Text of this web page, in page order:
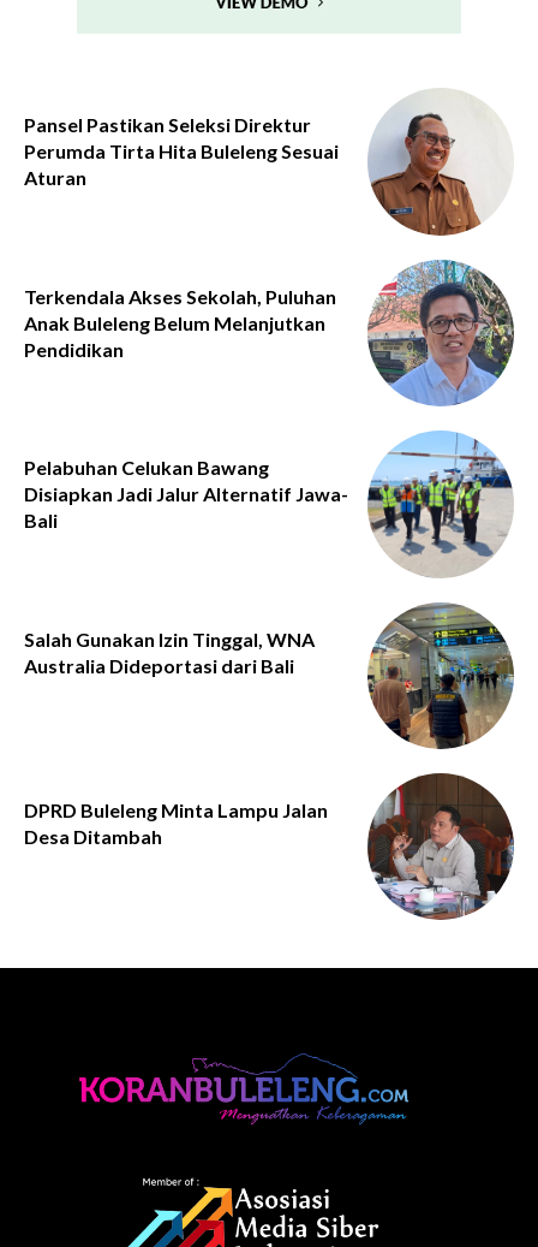
Pansel Pastikan Seleksi Direktur
Perumda Tirta Hita Buleleng Sesuai
Aturan
Terkendala Akses Sekolah, Puluhan
Anak Buleleng Belum Melanjutkan
Pendidikan
Pelabuhan Celukan Bawang
Disiapkan Jadi Jalur Alternatif Jawa-
Bali
Salah Gunakan Izin Tinggal, WNA
Australia Dideportasi dari Bali
DPRD Buleleng Minta Lampu Jalan
Desa Ditambah